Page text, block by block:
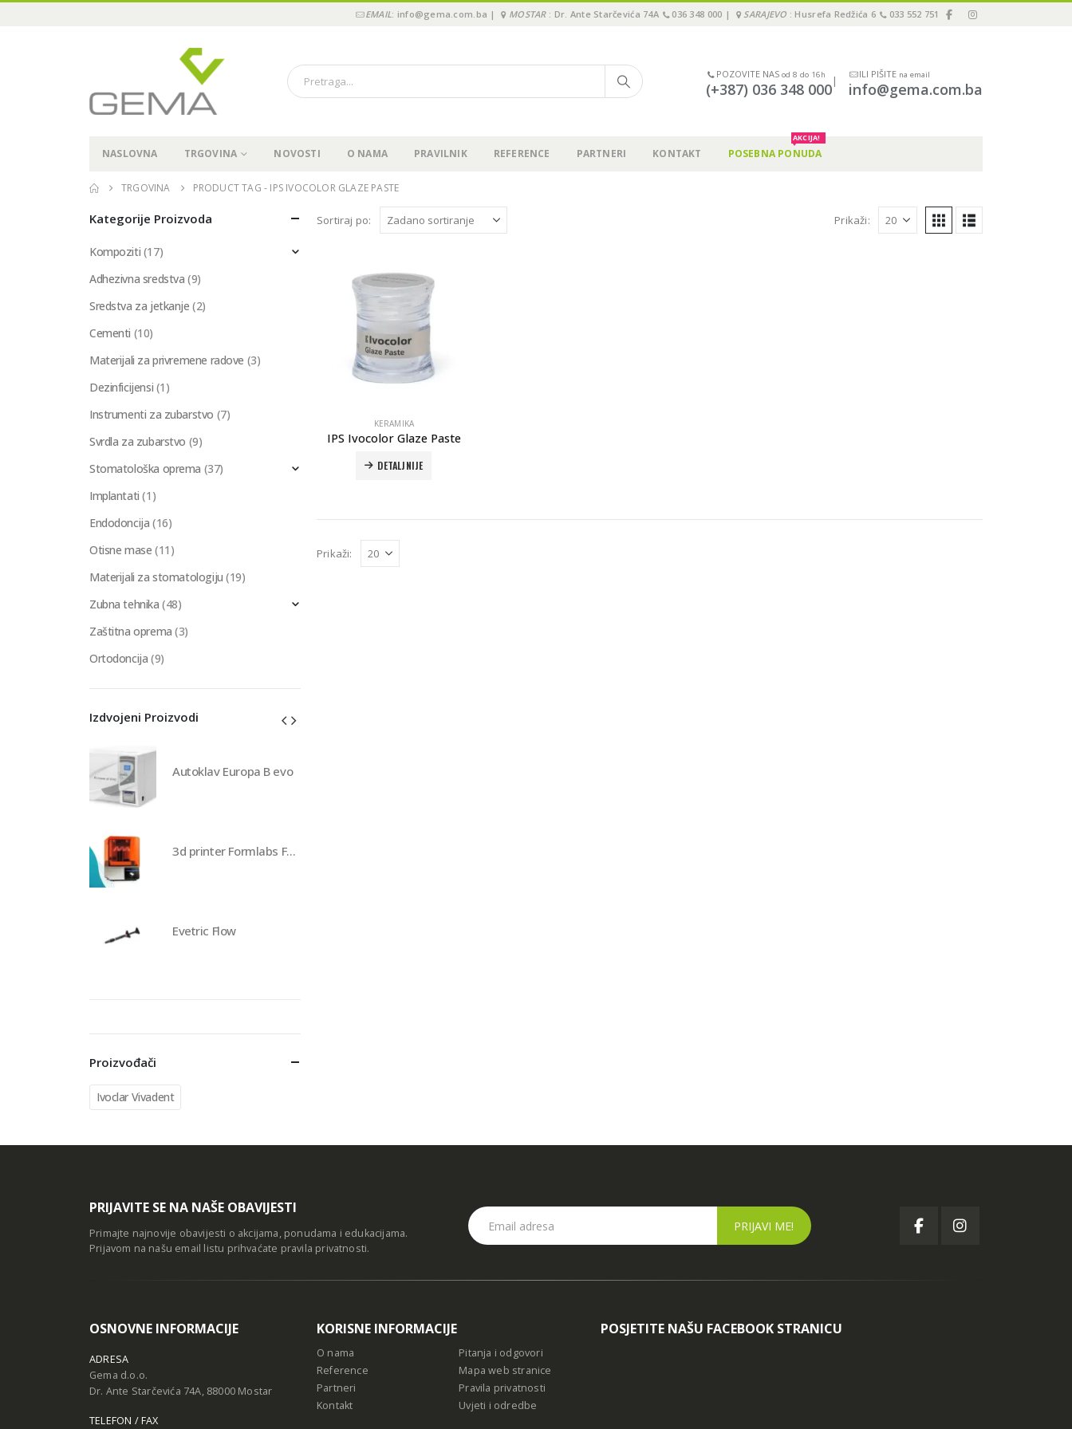
EMAIL: info@gema.com.ba | MOSTAR: Dr. Ante Starčevića 74A 036 348 000 | SARAJEVO : Husrefa Redžića 6 033 552 751
POZOVITE NAS od 8 do 16h
(+387) 036 348 000|
ILI PIŠITE na email
info@gema.com.ba
NASLOVNA TRGOVINA NOVOSTI O NAMA PRAVILNIK REFERENCE PARTNERI KONTAKT POSEBNA PONUDA
AKCIJA!
TRGOVINA PRODUCT TAG - IPS IVOCOLOR GLAZE PASTE
Sortiraj po: Prikaži:
KERAMIKA
IPS Ivocolor Glaze Paste
DETALJNIJE
Prikaži:
Kategorije Proizvoda
Kompoziti (17)
Adhezivna sredstva (9)
Sredstva za jetkanje (2)
Cementi (10)
Materijali za privremene radove (3)
Dezinficijensi (1)
Instrumenti za zubarstvo (7)
Svrdla za zubarstvo (9)
Stomatološka oprema (37)
Implantati (1)
Endodoncija (16)
Otisne mase (11)
Materijali za stomatologiju (19)
Zubna tehnika (48)
Zaštitna oprema (3)
Ortodoncija (9)
Izdvojeni Proizvodi
Autoklav Europa B evo
3d printer Formlabs Form 4b
Evetric Flow
Proizvođači
Ivoclar Vivadent
PRIJAVITE SE NA NAŠE OBAVIJESTI
Primajte najnovije obavijesti o akcijama, ponudama i edukacijama.
Prijavom na našu email listu prihvaćate pravila privatnosti.
OSNOVNE INFORMACIJE
ADRESA
Gema d.o.o.
Dr. Ante Starčevića 74A, 88000 Mostar
TELEFON / FAX
KORISNE INFORMACIJE
O nama
Reference
Partneri
Kontakt
Pitanja i odgovori
Mapa web stranice
Pravila privatnosti
Uvjeti i odredbe
POSJETITE NAŠU FACEBOOK STRANICU